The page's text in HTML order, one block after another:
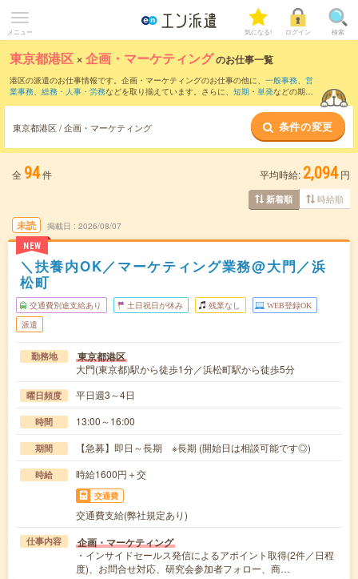
メニュー 気になる! ログイン 検索
東京都港区 ×企画・マーケティングのお仕事一覧
港区の派遣のお仕事情報です。企画・マーケティングのお仕事の他に、 一般事務、 営
業事務、 総務・人事・労務などを取り揃えています。さらに、 短期 ・ 単発などの期間
東京都港区 / 企画・マーケティング 条件の変更
全 94件 平均時給: 2,094 円
新着順 時給順
未読
NEW
掲載日 2026/08/07
＼扶養内OK／マーケティング業務@大門／浜
松町
交通費別途支給あり 土日祝日が休み 残業なし WEB登録OK
派遣
勤務地 東京都港区
大門(東京都)駅から徒歩1分／浜松町駅から徒歩5分
曜日頻度 平日週3～4日
時間 13:00～16:00
期間 【急募】即日～長期 ※長期 (開始日は相談可能です◎)
時給 時給1600円＋交
交通費
交通費支給(弊社規定あり)
仕事内容 企画・マーケティング
・インサイドセールス発信によるアポイント取得(2件／日程
度)、お問合せ対応、研究会参加者フォロー、商…